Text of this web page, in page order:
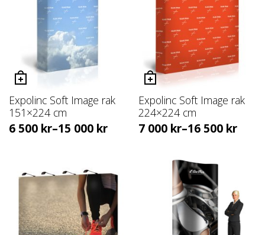
Expolinc Soft Image rak
151×224 cm
6 500 kr–15 000 kr
Expolinc Soft Image rak
224×224 cm
7 000 kr–16 500 kr